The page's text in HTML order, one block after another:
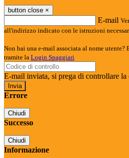
button close ×
E-mail
all'indirizzo indicato con le istruzioni
Non hai una e-mail associata al nome utente?
tramite la Login Spaggiari
E-mail inviata, si prega di controllare la
Errore
Chiudi
Successo
Chiudi
Informazione